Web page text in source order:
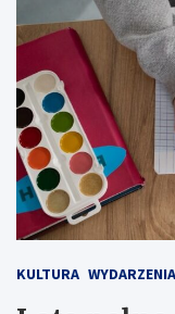
KULTURA WYDARZENIA